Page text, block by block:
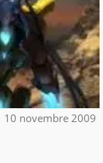
10 novembre 2009